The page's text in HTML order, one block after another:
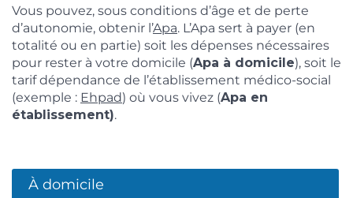
Vous pouvez, sous conditions d’âge et de perte
d’autonomie, obtenir l’Apa. L’Apa sert à payer (en
totalité ou en partie) soit les dépenses nécessaires
pour rester à votre domicile (Apa à domicile), soit le
tarif dépendance de l’établissement médico-social
(exemple : Ehpad) où vous vivez (Apa en
établissement).
À domicile